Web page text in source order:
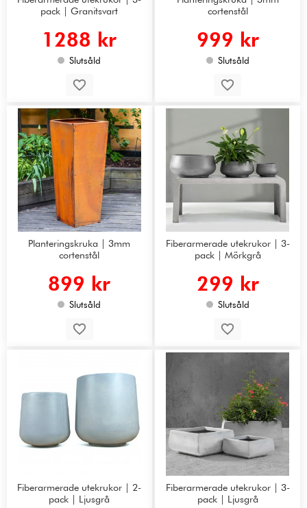
pack | Granitsvart
1288 kr
Slutsåld
cortenstål
999 kr
Slutsåld
Planteringskruka | 3mm
cortenstål
899 kr
Slutsåld
Fiberarmerade utekrukor | 3-
pack | Mörkgrå
299 kr
Slutsåld
Fiberarmerade utekrukor | 2-
pack | Ljusgrå
Fiberarmerade utekrukor | 3-
pack | Ljusgrå